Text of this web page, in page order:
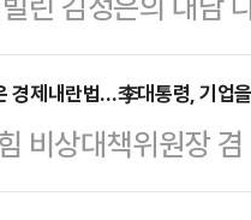
둘째 아이를 낳은
(Tiny Treasures)
온스당 1달러(약
아지자 SNS에 이
기 때문이다.첫째,
으로 규정한다. 한
돌리려는 것으로
위해 가능한 노력
경제내란법…李대통령, 기업
비상대책위원장
란법'이라고 지칭